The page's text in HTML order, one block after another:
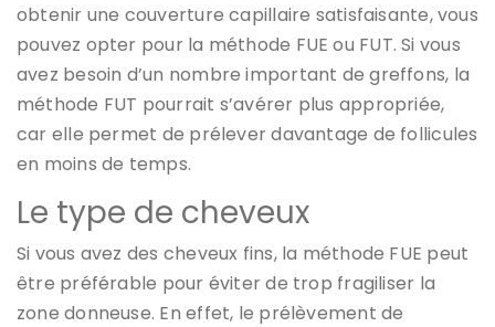
obtenir une couverture capillaire satisfaisante, vous
pouvez opter pour la méthode FUE ou FUT. Si vous
avez besoin d’un nombre important de greffons, la
méthode FUT pourrait s’avérer plus appropriée,
car elle permet de prélever davantage de follicules
en moins de temps.
Le type de cheveux
Si vous avez des cheveux fins, la méthode FUE peut
être préférable pour éviter de trop fragiliser la
zone donneuse. En effet, le prélèvement de